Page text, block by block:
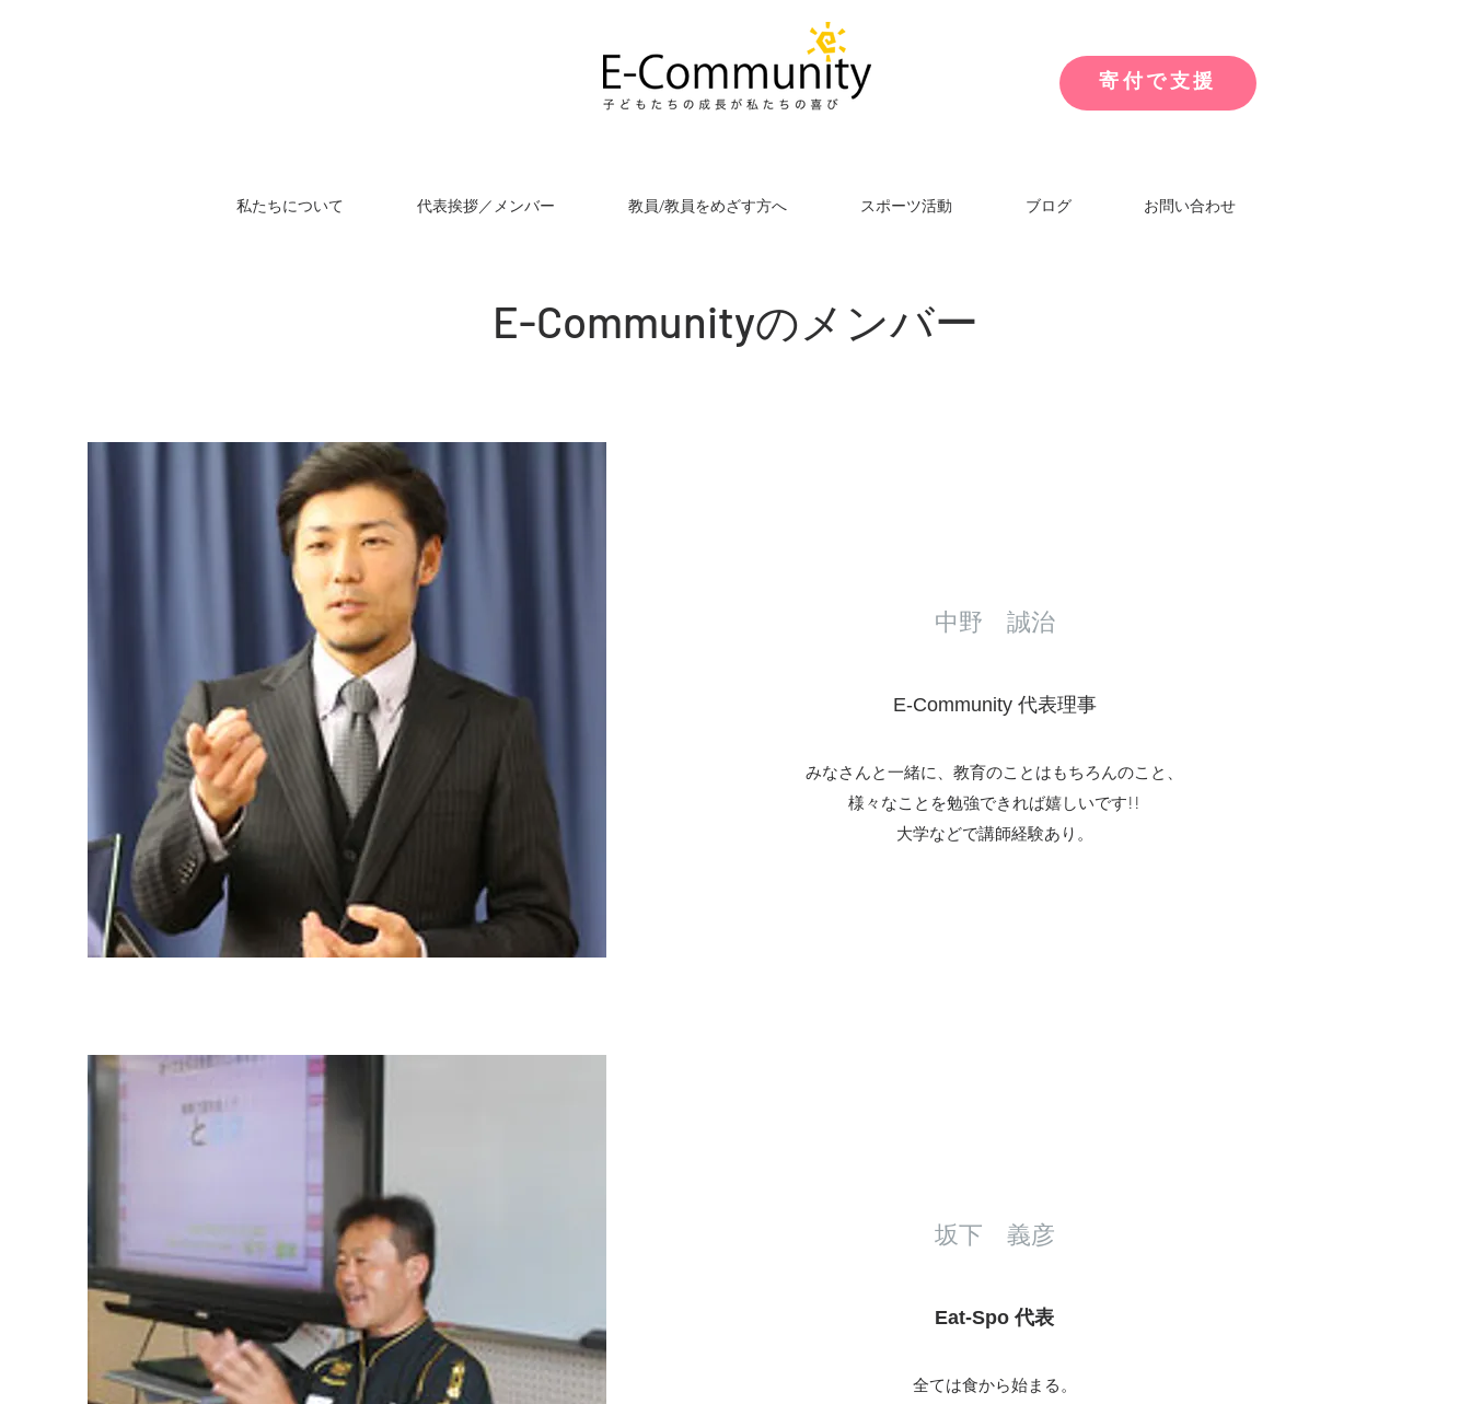
寄付で支援
私たちについて 代表挨拶／メンバー 教員/教員をめざす方へ スポーツ活動 ブログ お問い合わせ
​E-Communityのメンバー
​​中野 誠治
E-Community 代表理事
みなさんと一緒に、教育のことはもちろんのこと、
様々なことを勉強できれば嬉しいです!!
大学などで講師経験あり。
坂下 義彦
Eat-Spo 代表
全ては食から始まる。